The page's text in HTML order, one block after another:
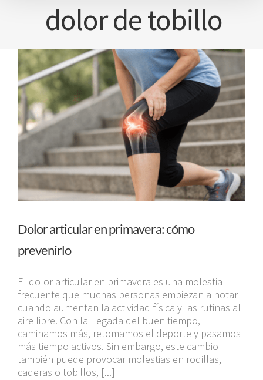
dolor de tobillo
Dolor articular en primavera: cómo
prevenirlo
El dolor articular en primavera es una molestia
frecuente que muchas personas empiezan a notar
cuando aumentan la actividad física y las rutinas al
aire libre. Con la llegada del buen tiempo,
caminamos más, retomamos el deporte y pasamos
más tiempo activos. Sin embargo, este cambio
también puede provocar molestias en rodillas,
caderas o tobillos, [...]